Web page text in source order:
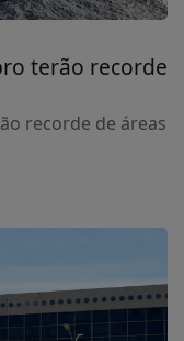
terão recorde
recorde de áreas